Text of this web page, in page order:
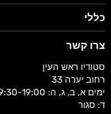
כללי
צרו קשר
סטודיו ראש העין
רחוב יערה 33
ימים א, ב, ג, ה: 9:30-19:00
ד: סגור